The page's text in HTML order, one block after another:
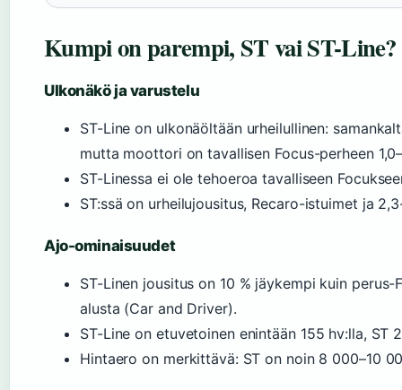
Kumpi on parempi, ST vai ST-Line?
Ulkonäkö ja varustelu
ST-Line on ulkonäöltään urheilullinen:
mutta moottori on tavallisen Focus-perheen
ST-Linessa ei ole tehoeroa tavalliseen
ST:ssä on urheilujousitus, Recaro-istuimet ja
Ajo-ominaisuudet
ST-Linen jousitus on 10 % jäykempi kuin
alusta (Car and Driver).
ST-Line on etuvetoinen enintään 155 hv:lla, ST
Hintaero on merkittävä: ST on noin 8 000–10